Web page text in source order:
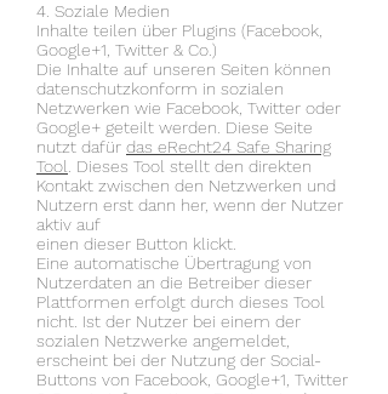
4. Soziale Medien
Inhalte teilen über Plugins (Facebook,
Google+1, Twitter & Co.)
Die Inhalte auf unseren Seiten können
datenschutzkonform in sozialen
Netzwerken wie Facebook, Twitter oder
Google+ geteilt werden. Diese Seite
nutzt dafür das eRecht24 Safe Sharing
Tool
. Dieses Tool stellt den direkten
Kontakt zwischen den Netzwerken und
Nutzern erst dann her, wenn der Nutzer
aktiv auf
einen dieser Button klickt.
Eine automatische Übertragung von
Nutzerdaten an die Betreiber dieser
Plattformen erfolgt durch dieses Tool
nicht. Ist der Nutzer bei einem der
sozialen Netzwerke angemeldet,
erscheint bei der Nutzung der Social-
Buttons von Facebook, Google+1, Twitter